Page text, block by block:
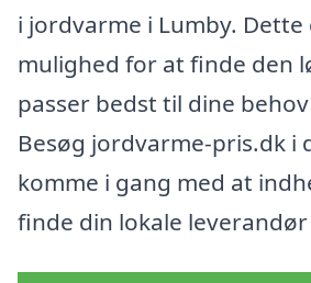
i jordvarme i Lumby. Dette
mulighed for at finde den
passer bedst til dine
Besøg jordvarme-pris.dk i
komme i gang med at
finde din lokale